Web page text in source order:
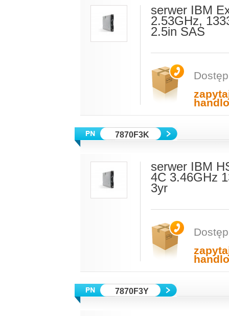
serwer IBM
2.53GHz,
2.5in SAS
7870F3K
serwer IBM
4C 3.46GHz
3yr
7870F3Y